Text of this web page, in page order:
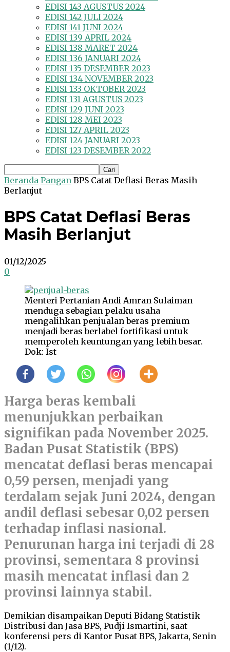
EDISI 143 AGUSTUS 2024
EDISI 142 JULI 2024
EDISI 141 JUNI 2024
EDISI 139 APRIL 2024
EDISI 138 MARET 2024
EDISI 136 JANUARI 2024
EDISI 135 DESEMBER 2023
EDISI 134 NOVEMBER 2023
EDISI 133 OKTOBER 2023
EDISI 131 AGUSTUS 2023
EDISI 129 JUNI 2023
EDISI 128 MEI 2023
EDISI 127 APRIL 2023
EDISI 124 JANUARI 2023
EDISI 123 DESEMBER 2022
Beranda Pangan BPS Catat Deflasi Beras Masih
Berlanjut
BPS Catat Deflasi Beras
Masih Berlanjut
01/12/2025
0
Menteri Pertanian Andi Amran Sulaiman
menduga sebagian pelaku usaha
mengalihkan penjualan beras premium
menjadi beras berlabel fortifikasi untuk
memperoleh keuntungan yang lebih besar.
Dok: Ist
Harga beras kembali
menunjukkan perbaikan
signifikan pada November 2025.
Badan Pusat Statistik (BPS)
mencatat deflasi beras mencapai
0,59 persen, menjadi yang
terdalam sejak Juni 2024, dengan
andil deflasi sebesar 0,02 persen
terhadap inflasi nasional.
Penurunan harga ini terjadi di 28
provinsi, sementara 8 provinsi
masih mencatat inflasi dan 2
provinsi lainnya stabil.
Demikian disampaikan Deputi Bidang Statistik
Distribusi dan Jasa BPS, Pudji Ismartini, saat
konferensi pers di Kantor Pusat BPS, Jakarta, Senin
(1/12).